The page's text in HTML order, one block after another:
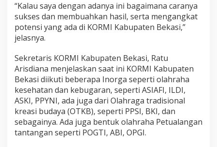
“Kalau saya dengan adanya ini bagaimana caranya
sukses dan membuahkan hasil, serta mengangkat
potensi yang ada di KORMI Kabupaten Bekasi,”
jelasnya.
Sekretaris KORMI Kabupaten Bekasi, Ratu
Arisdiana menjelaskan saat ini KORMI Kabupaten
Bekasi diikuti beberapa Inorga seperti olahraha
kesehatan dan kebugaran, seperti ASIAFI, ILDI,
ASKI, PPYNI, ada juga dari Olahraga tradisional
kreasi budaya (OTKB), seperti PPSI, BKI, dan
sebagainya. Ada juga bentuk olahraha Petualangan
tantangan seperti POGTI, ABI, OPGI.